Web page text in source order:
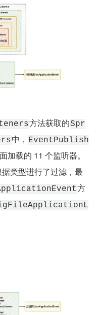
方法获取的Spr
中， EventPublish
加载的 11 个监听器。
类型进行了过滤，最
方